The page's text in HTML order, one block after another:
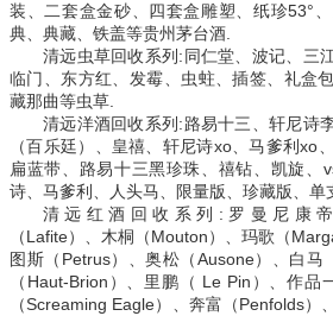
装、二套盒金砂、四套盒雕塑、纸珍53°
典、典藏、铁盖等贵州茅台酒.
清远虫草回收系列:同仁堂、波记、三
临门、东方红、发霉、虫蛀、插签、礼盒
藏那曲等虫草.
清远洋酒回收系列:路易十三、轩尼诗
（百乐廷）、皇禧、轩尼诗xo、马爹利xo
扁蓝带、路易十三黑珍珠、禧钻、凯旋、
诗、马爹利、人头马、限量版、珍藏版、单
清远红酒回收系列:罗曼尼康帝
（Lafite）、木桐（Mouton）、玛歌（
图斯（Petrus）、奥松（Ausone）、白马
（Haut-Brion）、里鹏（ Le Pin）、作品
（Screaming Eagle）、奔富（Penfolds）